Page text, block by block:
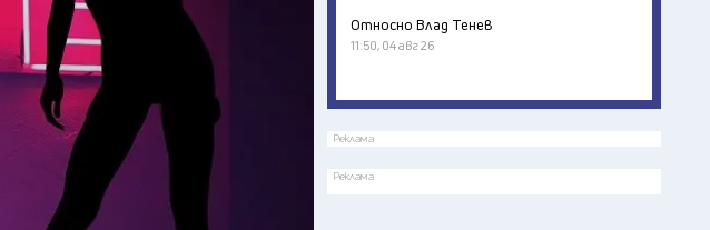
Относно Влад Тенев
11:50, 04 авг 26
Реклама
Реклама